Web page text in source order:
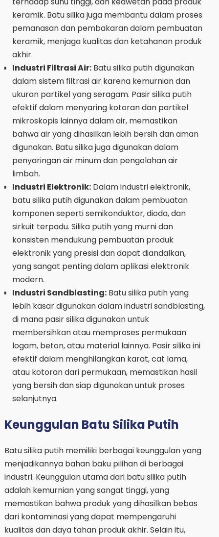
keramik. Batu silika juga membantu dalam proses
pemanasan dan pembakaran dalam pembuatan
keramik, menjaga kualitas dan ketahanan produk
akhir.
Industri Filtrasi Air:Batu silika putih digunakan
dalam sistem filtrasi air karena kemurnian dan
ukuran partikel yang seragam. Pasir silika putih
efektif dalam menyaring kotoran dan partikel
mikroskopis lainnya dalam air, memastikan
bahwa air yang dihasilkan lebih bersih dan aman
digunakan. Batu silika juga digunakan dalam
penyaringan air minum dan pengolahan air
limbah.
Industri Elektronik:Dalam industri elektronik,
batu silika putih digunakan dalam pembuatan
komponen seperti semikonduktor, dioda, dan
sirkuit terpadu. Silika putih yang murni dan
konsisten mendukung pembuatan produk
elektronik yang presisi dan dapat diandalkan,
yang sangat penting dalam aplikasi elektronik
modern.
Industri Sandblasting:Batu silika putih yang
lebih kasar digunakan dalam industri sandblasting,
di mana pasir silika digunakan untuk
membersihkan atau memproses permukaan
logam, beton, atau material lainnya. Pasir silika ini
efektif dalam menghilangkan karat, cat lama,
atau kotoran dari permukaan, memastikan hasil
yang bersih dan siap digunakan untuk proses
selanjutnya.
Keunggulan Batu Silika Putih
Batu silika putih memiliki berbagai keunggulan yang
menjadikannya bahan baku pilihan di berbagai
industri. Keunggulan utama dari batu silika putih
adalah kemurnian yang sangat tinggi, yang
memastikan bahwa produk yang dihasilkan bebas
dari kontaminasi yang dapat mempengaruhi
kualitas dan daya tahan produk akhir. Selain itu,